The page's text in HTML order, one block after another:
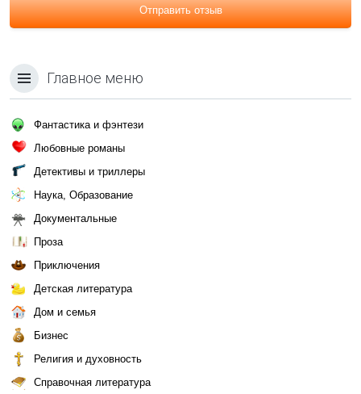
Отправить отзыв
Главное меню
Фантастика и фэнтези
Любовные романы
Детективы и триллеры
Наука, Образование
Документальные
Проза
Приключения
Детская литература
Дом и семья
Бизнес
Религия и духовность
Справочная литература